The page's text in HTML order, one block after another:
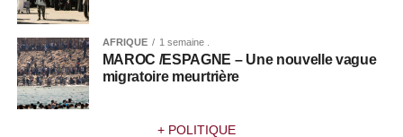
AFRIQUE 1 semaine .
MAROC /ESPAGNE – Une nouvelle vague
migratoire meurtrière
+ POLITIQUE